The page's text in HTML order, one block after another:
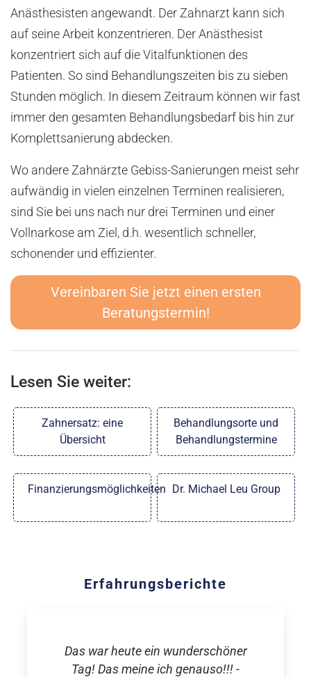
Anästhesisten angewandt. Der Zahnarzt kann sich
auf seine Arbeit konzentrieren. Der Anästhesist
konzentriert sich auf die Vitalfunktionen des
Patienten. So sind Behandlungszeiten bis zu sieben
Stunden möglich. In diesem Zeitraum können wir fast
immer den gesamten Behandlungsbedarf bis hin zur
Komplettsanierung abdecken.
Wo andere Zahnärzte Gebiss-Sanierungen meist sehr
aufwändig in vielen einzelnen Terminen realisieren,
sind Sie bei uns nach nur drei Terminen und einer
Vollnarkose am Ziel, d.h. wesentlich schneller,
schonender und effizienter.
Vereinbaren Sie jetzt einen ersten
Beratungstermin!
Lesen Sie weiter:
Zahnersatz: eine
Übersicht
Behandlungsorte und
Behandlungstermine
Finanzierungsmöglichkeiten Dr. Michael Leu Group
Erfahrungsberichte
Das war heute ein wunderschöner
Tag! Das meine ich genauso!!! -